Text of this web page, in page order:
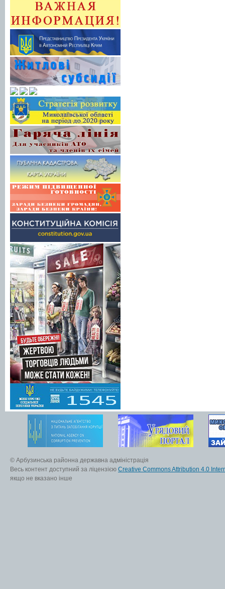
© Арбузинська районна державна адміністрація
Весь контент доступний за ліцензією Creative Commons Attribution 4.0
якщо не вказано інше